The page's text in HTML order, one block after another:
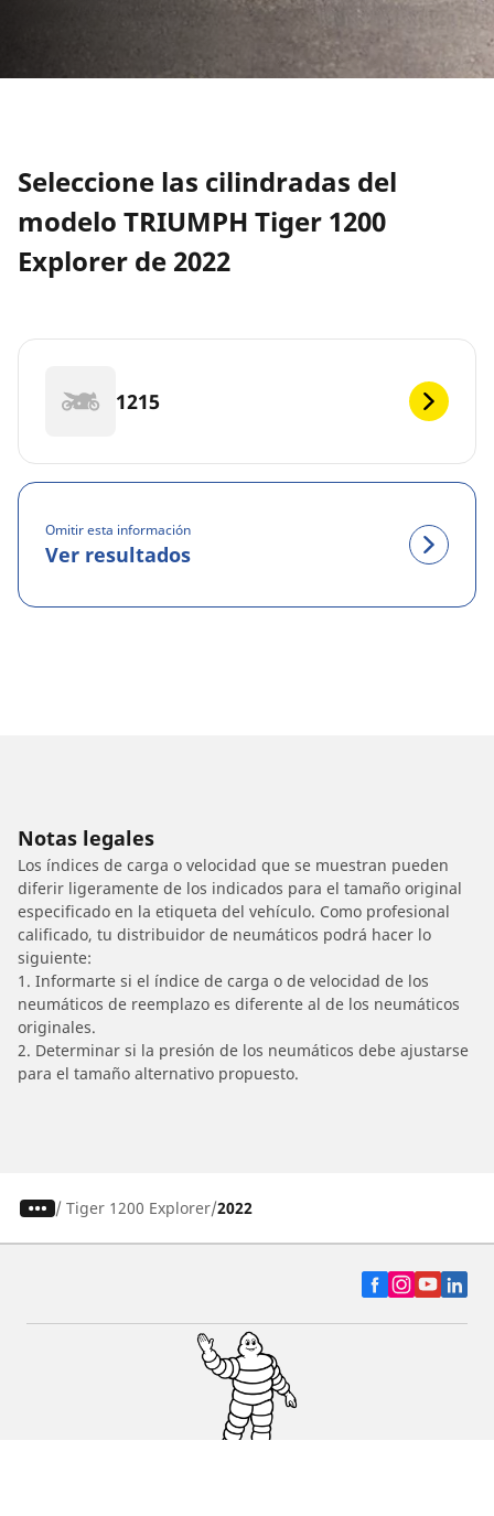
Seleccione las cilindradas del
modelo TRIUMPH Tiger 1200
Explorer de 2022
1215
Omitir esta información
Ver resultados
Notas legales
Los índices de carga o velocidad que se muestran pueden
diferir ligeramente de los indicados para el tamaño original
especificado en la etiqueta del vehículo. Como profesional
calificado, tu distribuidor de neumáticos podrá hacer lo
siguiente:
1. Informarte si el índice de carga o de velocidad de los
neumáticos de reemplazo es diferente al de los neumáticos
originales.
2. Determinar si la presión de los neumáticos debe ajustarse
para el tamaño alternativo propuesto.
/ Tiger 1200 Explorer 2022